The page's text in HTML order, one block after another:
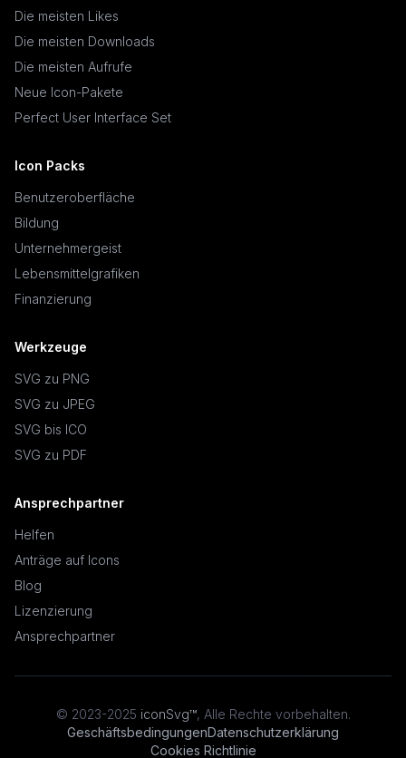
Die meisten Likes
Die meisten Downloads
Die meisten Aufrufe
Neue Icon-Pakete
Perfect User Interface Set
Icon Packs
Benutzeroberfläche
Bildung
Unternehmergeist
Lebensmittelgrafiken
Finanzierung
Werkzeuge
SVG zu PNG
SVG zu JPEG
SVG bis ICO
SVG zu PDF
Ansprechpartner
Helfen
Anträge auf Icons
Blog
Lizenzierung
Ansprechpartner
© 2023-2025 iconSvg™, Alle Rechte vorbehalten.
GeschäftsbedingungenDatenschutzerklärung
Cookies Richtlinie